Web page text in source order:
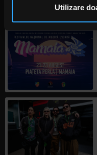
pot combina cu alte
continuați să utilizați
cu utilizarea modulelor
Utilizare